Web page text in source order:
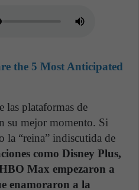
the 5 Most Anticipated
las plataformas de
su mejor momento. Si
la “reina” indiscutida de
como Disney Plus,
Max empezaron a
enamoraron a la